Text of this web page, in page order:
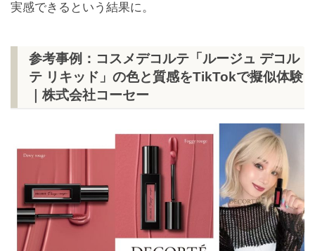
実感できるという結果に。
参考事例：コスメデコルテ「ルージュ デコル
テ リキッド」の色と質感をTikTokで擬似体験
｜株式会社コーセー